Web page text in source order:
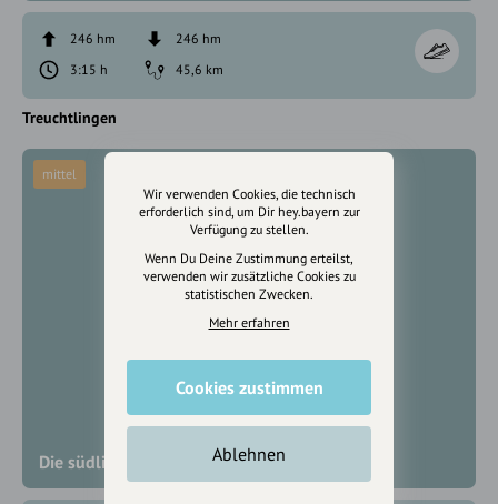
246 hm
246 hm
3:15 h
45,6 km
Treuchtlingen
Die südliche Reichswaldtour - Rad-Tour 16
mittel
Wir verwenden Cookies, die technisch
erforderlich sind, um Dir hey.bayern zur
Verfügung zu stellen.
Wenn Du Deine Zustimmung erteilst,
verwenden wir zusätzliche Cookies zu
statistischen Zwecken.
Mehr erfahren
Cookies zustimmen
Ablehnen